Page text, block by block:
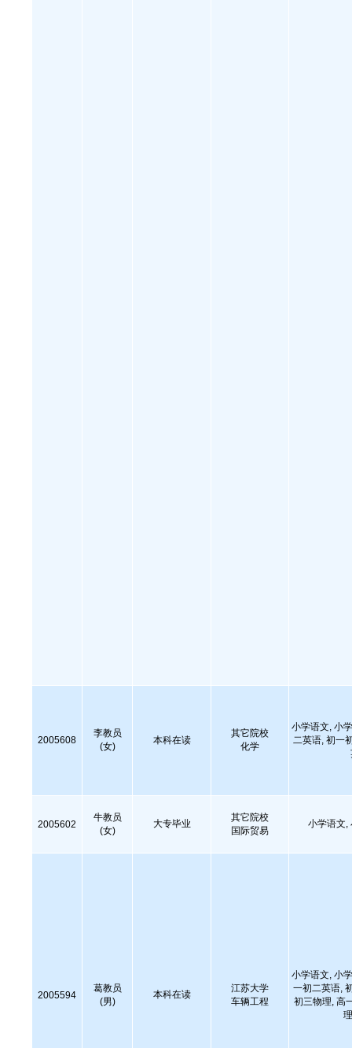
2005608
李教员
(女)
本科在读
其它院校
化学
小学语文, 小
二英语, 初一
2005602
牛教员
(女)
大专毕业
其它院校
国际贸易
小学语文,
2005594
葛教员
(男)
本科在读
江苏大学
车辆工程
小学语文, 小
一初二英语,
初三物理, 高